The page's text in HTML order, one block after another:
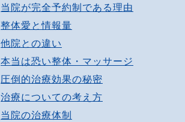
当院が完全予約制である理由
整体愛と情報量
他院との違い
本当は恐い整体・マッサージ
圧倒的治療効果の秘密
治療についての考え方
当院の治療体制